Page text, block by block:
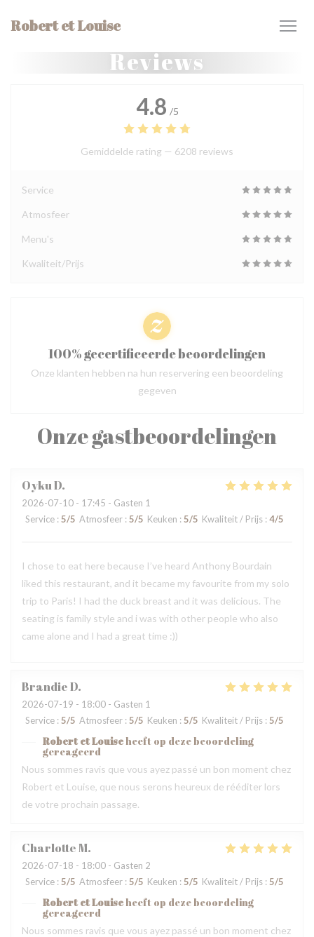
Robert et Louise
Reviews
Onze gastbeoordelingen
OykuD
2026-07-10 - 17:45 - Gasten 1
Service : 5/5 Atmosfeer : 5/5 Keuken : 5/5 Kwaliteit / Prijs : 4/5
I chose to eat here because I’ve heard Anthony Bourdain
liked this restaurant, and it became my favourite from my solo
trip to Paris! I had the duck breast and it was delicious. The
seating is family style and i was with other people who also
came alone and I had a great time :))
BrandieD
2026-07-19 - 18:00 - Gasten 1
Service : 5/5 Atmosfeer : 5/5 Keuken : 5/5 Kwaliteit / Prijs : 5/5
Robert et Louiseheeft op deze beoordeling
gereageerd
Nous sommes ravis que vous ayez passé un bon moment chez
Robert et Louise, que nous serons heureux de rééditer lors
de votre prochain passage.
CharlotteM
2026-07-18 - 18:00 - Gasten 2
Service : 5/5 Atmosfeer : 5/5 Keuken : 5/5 Kwaliteit / Prijs : 5/5
Robert et Louiseheeft op deze beoordeling
gereageerd
Nous sommes ravis que vous ayez passé un bon moment chez
4.8 /5
Gemiddelde rating — 6208 reviews
Service
Atmosfeer
Menu's
Kwaliteit/Prijs
100% gecertificeerde beoordelingen
Onze klanten hebben na hun reservering een beoordeling
gegeven